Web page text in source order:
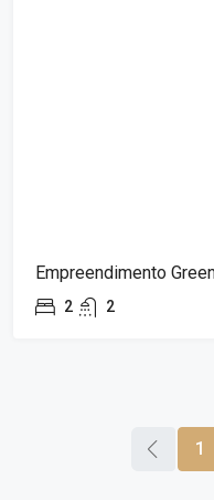
Empreendimento
2 2
1